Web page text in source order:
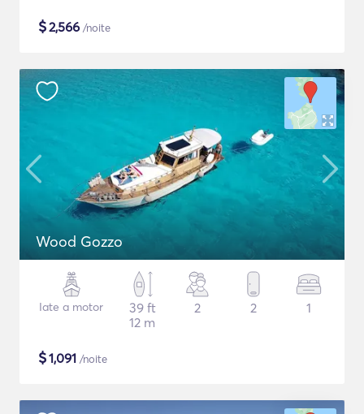
$2,566 /noite
Wood Gozzo
Iate a motor
39 ft
12 m
2 2 1
$1,091 /noite